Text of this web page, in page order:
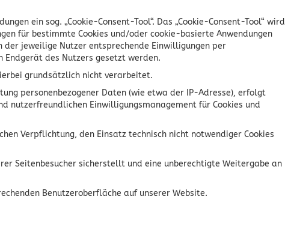
ein sog. „Cookie-Consent-Tool“. Das „Cookie-Consent-Tool“ wird
für bestimmte Cookies und/oder cookie-basierte Anwendungen
jeweilige Nutzer entsprechende Einwilligungen per
des Nutzers gesetzt werden.
grundsätzlich nicht verarbeitet.
personenbezogener Daten (wie etwa der IP-Adresse), erfolgt
nutzerfreundlichen Einwilligungsmanagement für Cookies und
Verpflichtung, den Einsatz technisch nicht notwendiger Cookies
Seitenbesucher sicherstellt und eine unberechtigte Weitergabe an
Benutzeroberfläche auf unserer Website.